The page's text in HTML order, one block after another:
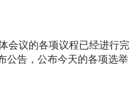
会议的各项议程已经进行完
公告，公布今天的各项选举